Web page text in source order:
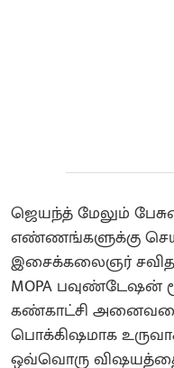
ஜெயந்த் மேலும்
எண்ணங்களுக்கு
இசைக்கலைஞர்
MOPA பவுண்டேஷன்
கண்காட்சி
பொக்கிஷமாக
ஒவ்வொரு